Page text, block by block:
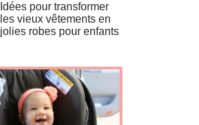
Idées pour transformer
les vieux vêtements en
jolies robes pour enfants